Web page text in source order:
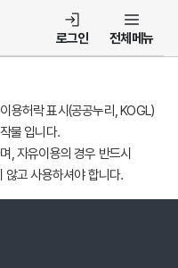
로그인 전체메뉴
용허락 표시(공공누리, KOGL)
물 입니다.
, 자유이용의 경우 반드시
않고 사용하셔야 합니다.